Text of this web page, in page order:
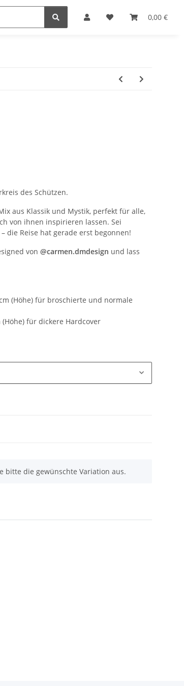
0,00 €
des Schützen.
aus Klassik und Mystik, perfekt für alle,
von ihnen inspirieren lassen. Sei
die Reise hat gerade erst begonnen!
von @carmen.dmdesign und lass
(Höhe) für broschierte und normale
(Höhe) für dickere Hardcover
bitte die gewünschte Variation aus.